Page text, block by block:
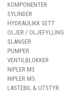
KOMPONENTER
SYLINDER
HYDRAULIKK SETT
OLJER / OLJEFYLLING
SLANGER
PUMPER
VENTILBLOKKER
NIPLER M3
NIPLER M5
LASTEBIL & UTSTYR